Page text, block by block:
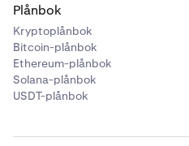
Plånbok
Kryptoplånbok
Bitcoin-plånbok
Ethereum-plånbok
Solana-plånbok
USDT-plånbok